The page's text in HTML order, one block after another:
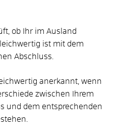
ob Ihr im Ausland
ist mit dem
Abschluss.
anerkannt, wenn
zwischen Ihrem
und dem entsprechenden